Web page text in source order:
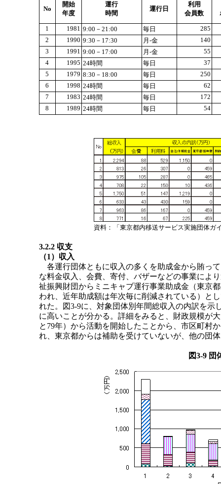
No
開始
年度
運行
時間
運行日
利用
会員数
1 1981 9:00－21:00 毎日
285
2
1990 9:30－17:30 月-金
140
3
1991 9:00－17:00 月-金
55
4
1995 24時間 毎日
37
5
1979 8:30－18:00 毎日
250
6
1998 24時間 毎日
62
7
1983 24時間 毎日
172
8
1989 24時間 毎日 54
資料： 「東京都内移送サービス実施団体
3.2.2 収支
（1）収入
各運行団体ともに収入の多くを助成金から賄っ
な料金収入、会費、寄付、バザーなどの事業によ
祉振興財団からミニキャブ運行事業助成金（東京
われ、近年助成額は年次毎に削減されている）と
れた。図3-9に、対象団体別年間総収入の内訳を
に高いことが分かる。詳細をみると、財政規模が
と79年）から活動を開始したことから、市区町村
れ、東京都からは補助を受けていないが、他の団
図3-9 団